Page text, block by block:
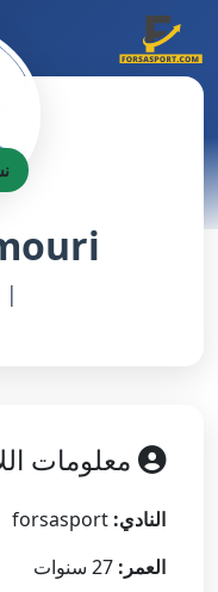
|
معلومات
النادي:
العمر: